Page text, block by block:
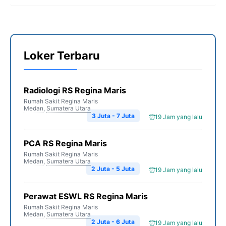
Loker Terbaru
Radiologi RS Regina Maris
Rumah Sakit Regina Maris
Medan, Sumatera Utara
19 Jam yang lalu
3 Juta - 7 Juta
PCA RS Regina Maris
Rumah Sakit Regina Maris
Medan, Sumatera Utara
19 Jam yang lalu
2 Juta - 5 Juta
Perawat ESWL RS Regina Maris
Rumah Sakit Regina Maris
Medan, Sumatera Utara
19 Jam yang lalu
2 Juta - 6 Juta